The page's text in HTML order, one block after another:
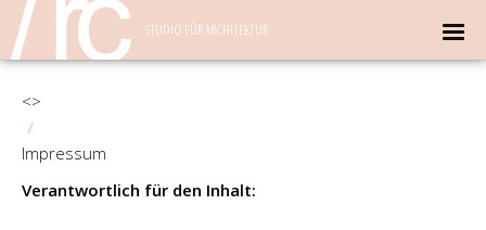
STUDIO FÜR ARCHITEKTUR
<>
/
Impressum
Verantwortlich für den Inhalt: